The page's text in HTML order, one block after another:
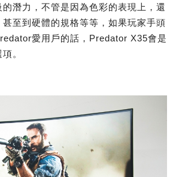
潛力，不管是因為色彩的表現上，還
至到硬體的規格等等，如果玩家手頭
愛用戶的話，Predator X35會是
。